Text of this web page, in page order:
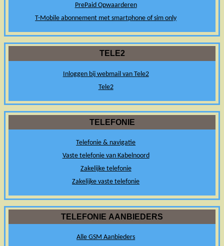
PrePaid Opwaarderen
T-Mobile abonnement met smartphone of sim only
TELE2
Inloggen bij webmail van Tele2
Tele2
TELEFONIE
Telefonie & navigatie
Vaste telefonie van Kabelnoord
Zakelijke telefonie
Zakelijke vaste telefonie
TELEFONIE AANBIEDERS
Alle GSM Aanbieders